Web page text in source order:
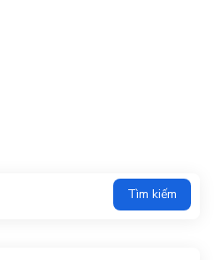
Tìm kiếm